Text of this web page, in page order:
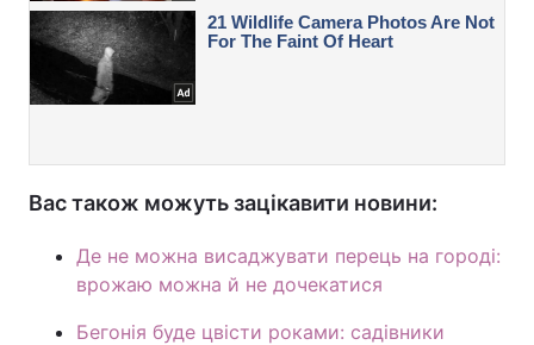
Вас також можуть зацікавити новини:
Де не можна висаджувати перець на городі:
врожаю можна й не дочекатися
Бегонія буде цвісти роками: садівники